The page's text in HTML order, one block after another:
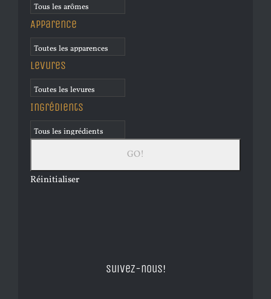
Apparence
Levures
Ingrédients
Réinitialiser
Suivez-nous!